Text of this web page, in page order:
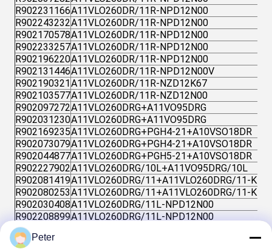
R902231166A11VLO260DR/11R-NPD12N00
R902243232A11VLO260DR/11R-NPD12N00
R902170578A11VLO260DR/11R-NPD12N00
R902233257A11VLO260DR/11R-NPD12N00
R902196220A11VLO260DR/11R-NPD12N00
R902131446A11VLO260DR/11R-NPD12N00V
R902190321 A11VLO260DR/11R-NZD12K67
R902103577A11VLO260DR/11R-NZD12N00
R902097272A11VLO260DRG+A11VO95DRG
R902031230A11VLO260DRG+A11VO95DRG
R902169235A11VLO260DRG+PGH4-21+A10VSO18DR
R902073079A11VLO260DRG+PGH4-21+A10VSO18DR
R902044877A11VLO260DRG+PGH5-21+A10VSO18DR
R902227902A11VLO260DRG/10L+A11VO95DRG/10L
R902081419A11VLO260DRG/11+A11VLO260DRG/11-K
R902080253A11VLO260DRG/11+A11VLO260DRG/11-K
R902030408A11VLO260DRG/11L-NPD12N00
R902208899A11VLO260DRG/11L-NPD12N00
R902118354
R902232930
Peter